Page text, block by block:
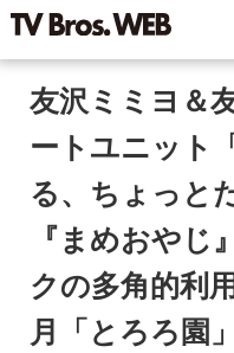
友沢ミミヨ＆
ートユニット
る、ちょっと
『まめおや
クの多角的利
月「とろろ園